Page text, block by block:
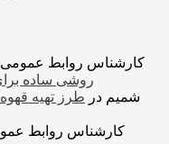
کارشناس روابط عمومی
روشی ساده
شمیم در طرز تهیه
کارشناس روابط